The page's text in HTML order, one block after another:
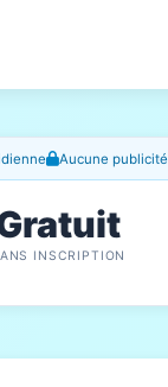
Aucune publicité
INSCRIPTION